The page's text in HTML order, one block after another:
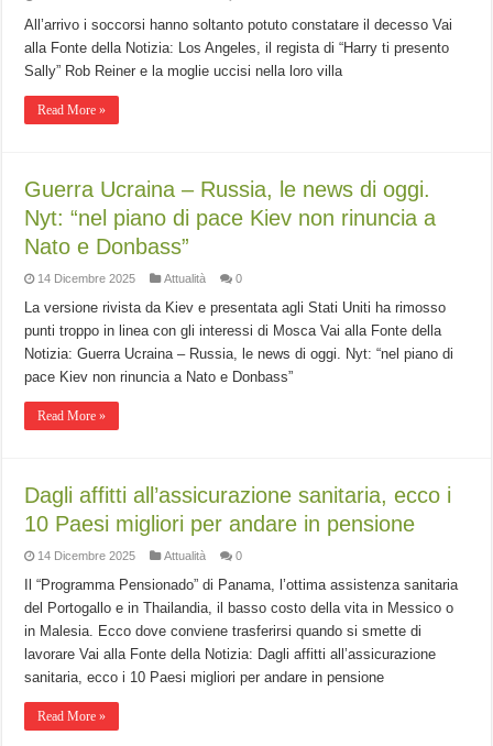
All’arrivo i soccorsi hanno soltanto potuto constatare il decesso Vai
alla Fonte della Notizia: Los Angeles, il regista di “Harry ti presento
Sally” Rob Reiner e la moglie uccisi nella loro villa
Read More »
Guerra Ucraina – Russia, le news di oggi.
Nyt: “nel piano di pace Kiev non rinuncia a
Nato e Donbass”
14 Dicembre 2025 Attualità 0
La versione rivista da Kiev e presentata agli Stati Uniti ha rimosso
punti troppo in linea con gli interessi di Mosca Vai alla Fonte della
Notizia: Guerra Ucraina – Russia, le news di oggi. Nyt: “nel piano di
pace Kiev non rinuncia a Nato e Donbass”
Read More »
Dagli affitti all’assicurazione sanitaria, ecco i
10 Paesi migliori per andare in pensione
14 Dicembre 2025 Attualità 0
Il “Programma Pensionado” di Panama, l’ottima assistenza sanitaria
del Portogallo e in Thailandia, il basso costo della vita in Messico o
in Malesia. Ecco dove conviene trasferirsi quando si smette di
lavorare Vai alla Fonte della Notizia: Dagli affitti all’assicurazione
sanitaria, ecco i 10 Paesi migliori per andare in pensione
Read More »